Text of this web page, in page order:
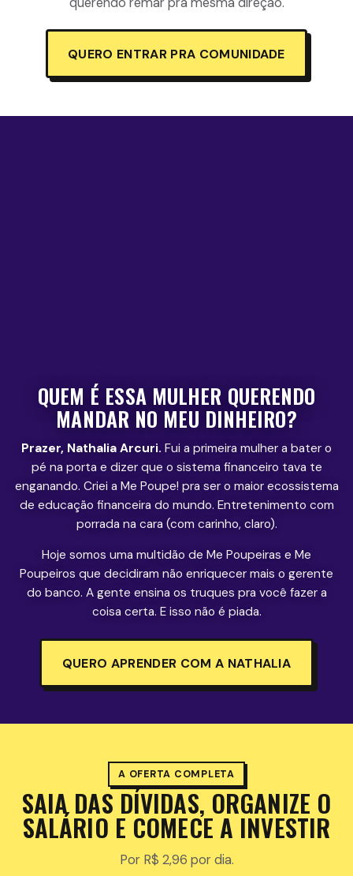
QUERO ENTRAR PRA COMUNIDADE
QUEM É ESSA MULHER QUERENDO
MANDAR NO MEU DINHEIRO?
Prazer, Nathalia Arcuri. Fui a primeira mulher a bater o
pé na porta e dizer que o sistema financeiro tava te
enganando. Criei a Me Poupe! pra ser o maior ecossistema
de educação financeira do mundo. Entretenimento com
porrada na cara (com carinho, claro).
Hoje somos uma multidão de Me Poupeiras e Me
Poupeiros que decidiram não enriquecer mais o gerente
do banco. A gente ensina os truques pra você fazer a
coisa certa. E isso não é piada.
QUERO APRENDER COM A NATHALIA
A OFERTA COMPLETA
SAIA DAS DÍVIDAS, ORGANIZE O
SALÁRIO E COMECE A INVESTIR
Por R$ 2,96 por dia.